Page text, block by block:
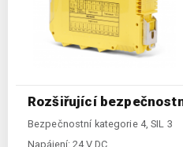
Rozšiřující
Bezpečnostní kategorie 4, SIL 3
Napájení: 24 V DC